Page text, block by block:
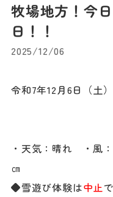
牧場地方！今
日！！
2025/12/06
令和7年12月6日（土
・天気：晴れ ・風
㎝
◆雪遊び体験は中止